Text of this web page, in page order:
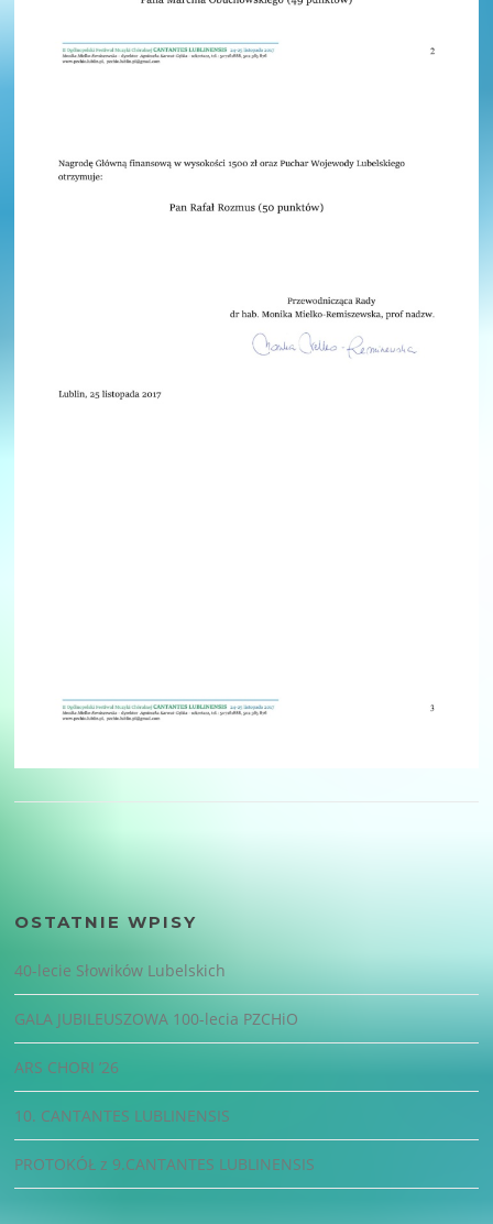
OSTATNIE WPISY
40-lecie Słowików Lubelskich
GALA JUBILEUSZOWA 100-lecia PZCHiO
ARS CHORI ’26
10. CANTANTES LUBLINENSIS
PROTOKÓŁ z 9.CANTANTES LUBLINENSIS